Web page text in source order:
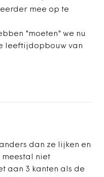
mee op te
"moeten" we nu
leeftijdopbouw van
dan ze lijken en
meestal niet
aan 3 kanten als de